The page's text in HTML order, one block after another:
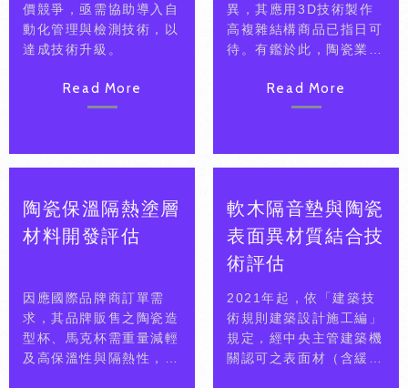
價競爭，亟需協助導入自
動化管理與檢測技術，以
達成技術升級。
Read More
異，其應用3D技術製作
高複雜結構商品已指日可
待。有鑑於此，陶瓷業者
列印機台之陶瓷粉材，可
因應市場需求，開發客製
Read More
陶瓷保溫隔熱塗層
材料開發評估
因應國際品牌商訂單需
求，其品牌販售之陶瓷造
型杯、馬克杯需重量減輕
及高保溫性與隔熱性，故
軟木隔音墊與陶瓷
表面異材質結合技
術評估
2021年起，依「建築技
術規則建築設計施工編」
規定，經中央主管建築機
關認可之表面材（含緩衝